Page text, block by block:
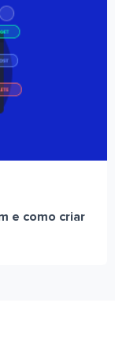
e como criar